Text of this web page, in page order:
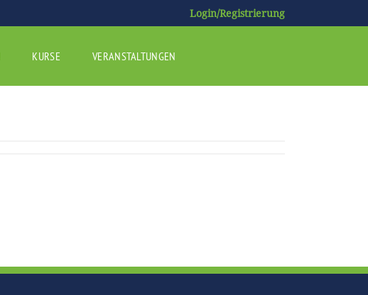
Login/Registrierung
KURSE VERANSTALTUNGEN